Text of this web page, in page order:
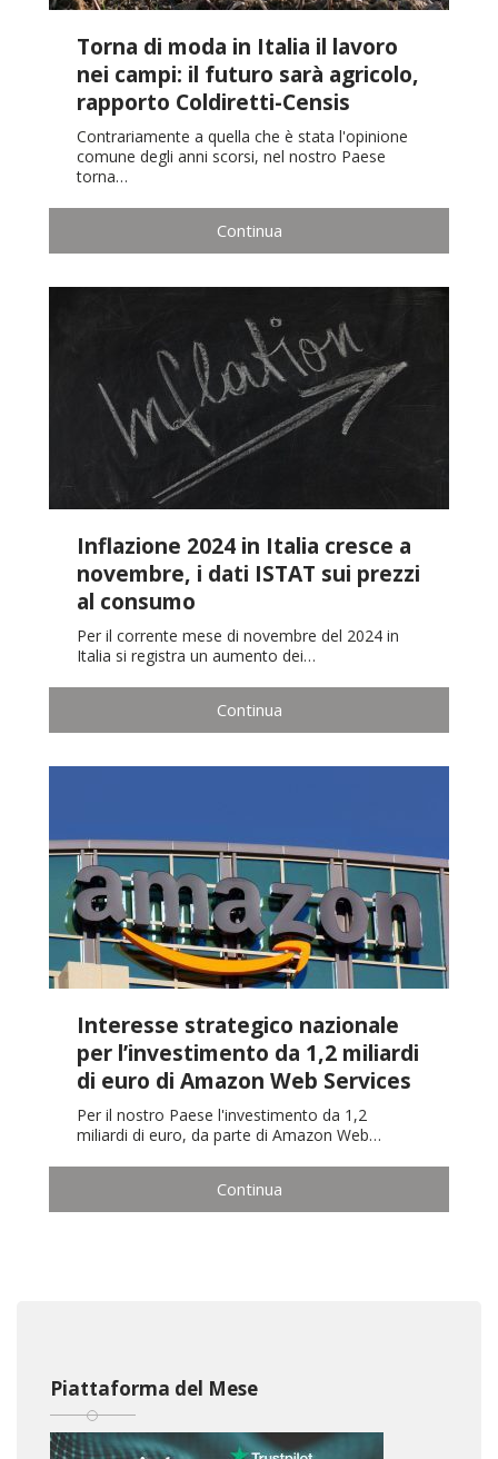
Torna di moda in Italia il lavoro
nei campi: il futuro sarà agricolo,
rapporto Coldiretti-Censis
Contrariamente a quella che è stata l'opinione
comune degli anni scorsi, nel nostro Paese
torna…
Continua
Inflazione 2024 in Italia cresce a
novembre, i dati ISTAT sui prezzi
al consumo
Per il corrente mese di novembre del 2024 in
Italia si registra un aumento dei…
Continua
Interesse strategico nazionale
per l’investimento da 1,2 miliardi
di euro di Amazon Web Services
Per il nostro Paese l'investimento da 1,2
miliardi di euro, da parte di Amazon Web…
Continua
Piattaforma del Mese